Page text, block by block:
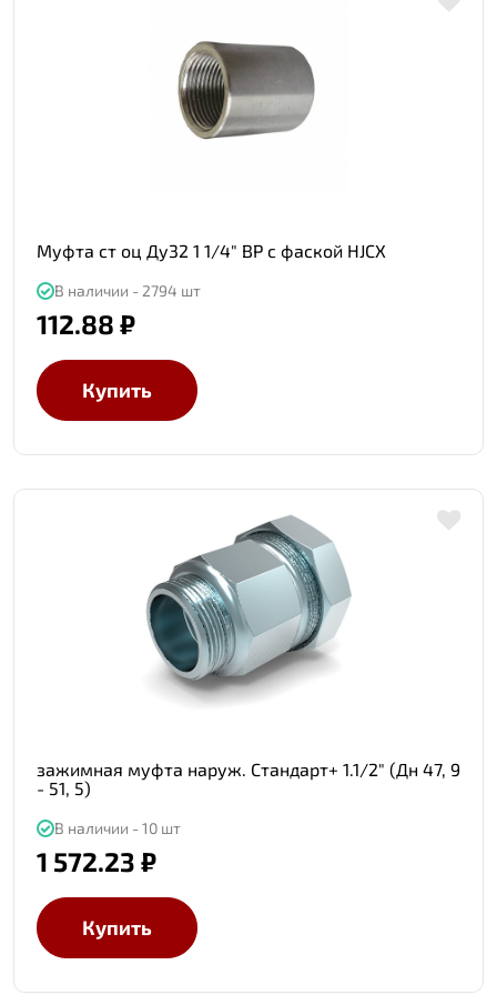
Муфта ст оц Ду32 1 1/4" ВР с фаской HJCX
В наличии - 2794 шт
112.88 ₽
Купить
зажимная муфта наруж. Стандарт+ 1.1/2" (Дн 47, 9
- 51, 5)
В наличии - 10 шт
1 572.23 ₽
Купить